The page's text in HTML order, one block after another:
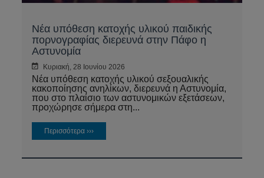
Νέα υπόθεση κατοχής υλικού παιδικής
πορνογραφίας διερευνά στην Πάφο η
Αστυνομία
Κυριακή, 28 Ιουνίου 2026
Νέα υπόθεση κατοχής υλικού σεξουαλικής
κακοποίησης ανηλίκων, διερευνά η Αστυνομία,
που στο πλαίσιο των αστυνομικών εξετάσεων,
προχώρησε σήμερα στη...
Περισσότερα ›››